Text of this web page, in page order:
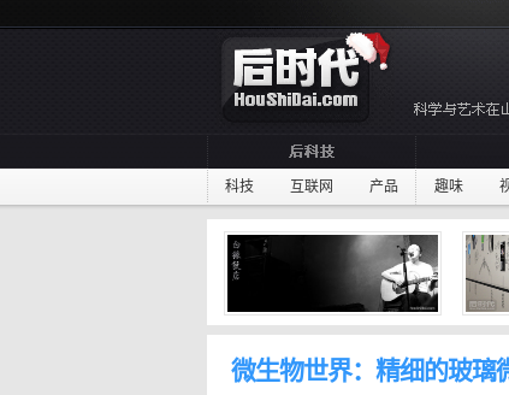
科技 互联网 产品 趣味
微生物世界：精细的玻璃